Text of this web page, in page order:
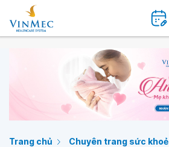
Trang chủ Chuyên trang sức khoẻ